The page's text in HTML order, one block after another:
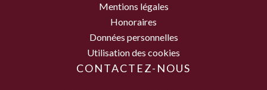
Mentions légales
Honoraires
Données personnelles
Utilisation des cookies
CONTACTEZ-NOUS